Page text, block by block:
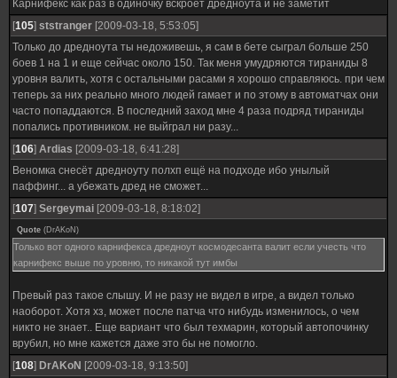
Карнифекс как раз в одиночку вскроет дредноута и не заметит
[105] ststranger [2009-03-18, 5:53:05]
Только до дредноута ты недоживешь, я сам в бете сыграл больше 250
боев 1 на 1 и еще сейчас около 150. Так меня умудряются тираниды 8
уровня валить, хотя с остальными расами я хорошо справляюсь. при чем
теперь за них реально много людей гамает и по этому в автоматчах они
часто попаддаются. В последний заход мне 4 раза подряд тираниды
попались противником. не выйграл ни разу...
[106] Ardias [2009-03-18, 6:41:28]
Веномка снесёт дредноуту полхп ещё на подходе ибо унылый
паффинг... а убежать дред не сможет...
[107] Sergeymai [2009-03-18, 8:18:02]
Quote (DrAKoN )
Только вот одного карнифекса дредноут космодесанта валит если учесть что
карнифекс выше по уровню, то никакой тут имбы
Превый раз такое слышу. И не разу не видел в игре, а видел только
наоборот. Хотя хз, может после патча что нибудь изменилось, о чем
никто не знает.. Еще вариант что был техмарин, который автопочинку
врубил, но мне кажется даже это бы не помогло.
[108] DrAKoN [2009-03-18, 9:13:50]